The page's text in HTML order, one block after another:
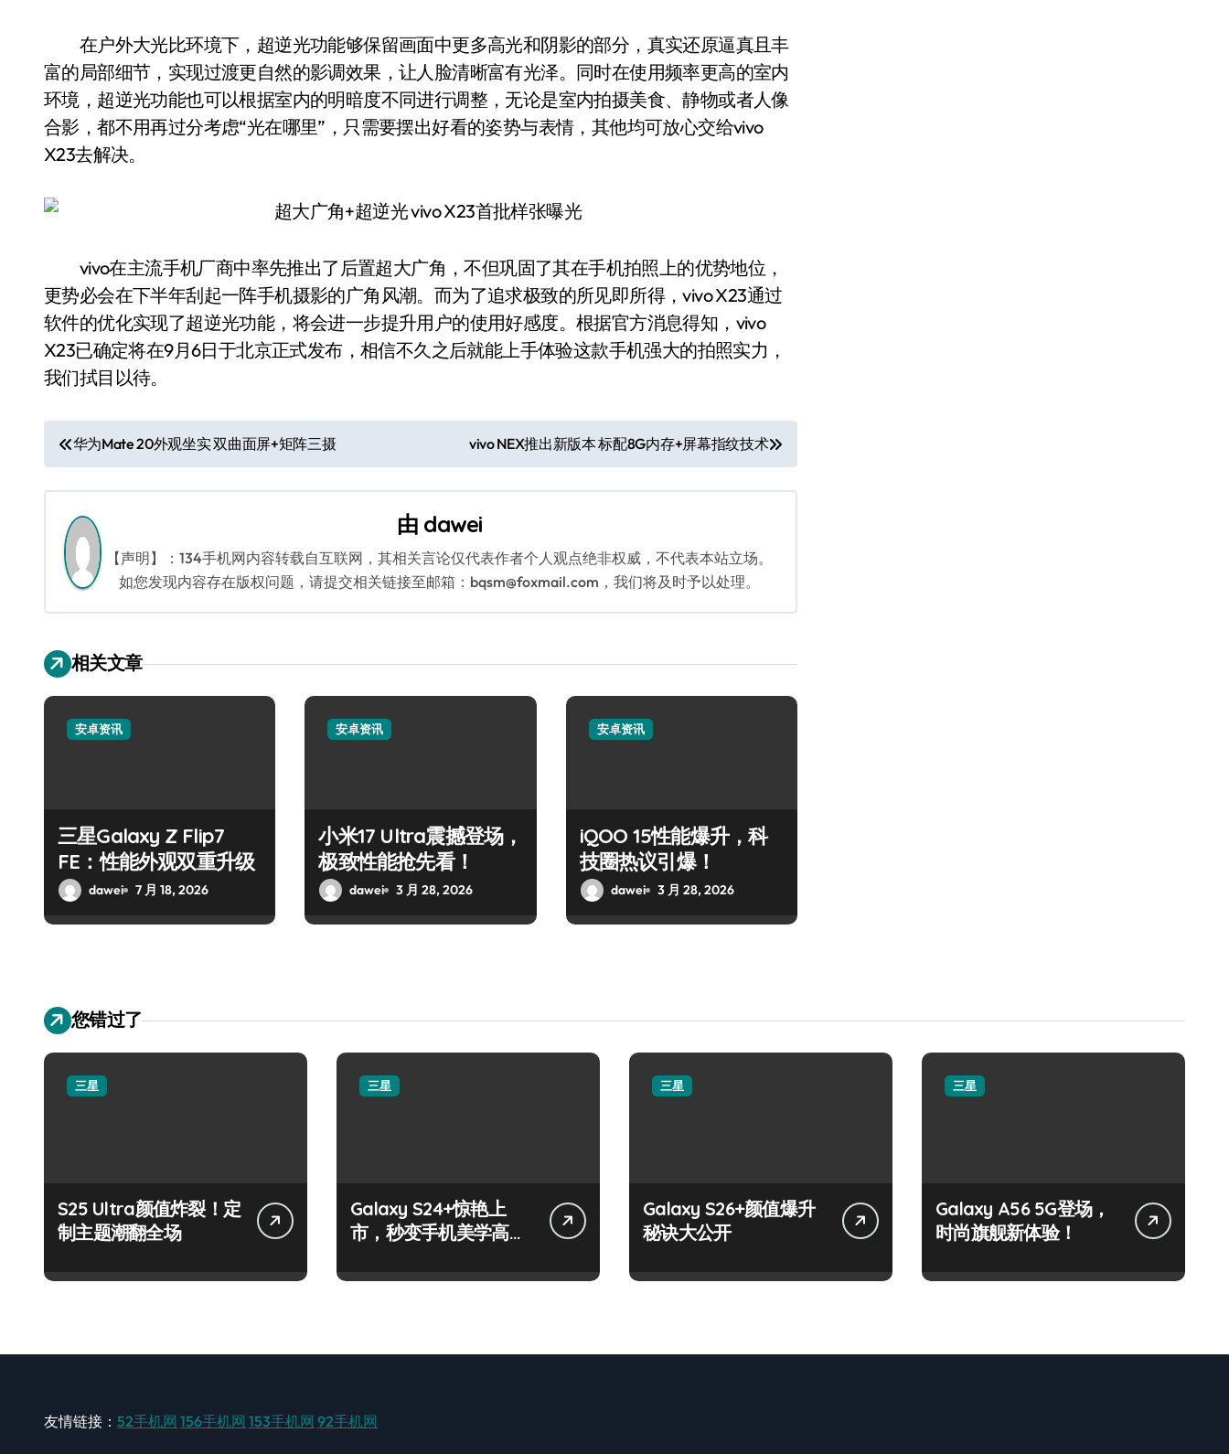
在户外大光比环境下，超逆光功能够保留画面中更多高光和阴影的部分，真实还原逼真且丰
富的局部细节，实现过渡更自然的影调效果，让人脸清晰富有光泽。同时在使用频率更高的室内
环境，超逆光功能也可以根据室内的明暗度不同进行调整，无论是室内拍摄美食、静物或者人像
合影，都不用再过分考虑“光在哪里”，只需要摆出好看的姿势与表情，其他均可放心交给vivo
X23去解决。
vivo在主流手机厂商中率先推出了后置超大广角，不但巩固了其在手机拍照上的优势地位，
更势必会在下半年刮起一阵手机摄影的广角风潮。而为了追求极致的所见即所得，vivo X23通过
软件的优化实现了超逆光功能，将会进一步提升用户的使用好感度。根据官方消息得知，vivo
X23已确定将在9月6日于北京正式发布，相信不久之后就能上手体验这款手机强大的拍照实力，
我们拭目以待。
文
章
导
航
华为Mate 20外观坐实 双曲面屏+矩阵三摄 vivo NEX推出新版本 标配8G内存+屏幕指纹技术
由 dawei
【声明】：134手机网内容转载自互联网，其相关言论仅代表作者个人观点绝非权威，不代表本站立场。
如您发现内容存在版权问题，请提交相关链接至邮箱：bqsm@foxmail.com，我们将及时予以处理。
相关文章
安卓资讯
三星Galaxy Z Flip7
FE：性能外观双重升级
dawei 7 月 18, 2026
安卓资讯
小米17 Ultra震撼登场，
极致性能抢先看！
dawei 3 月 28, 2026
安卓资讯
iQOO 15性能爆升，科
技圈热议引爆！
dawei 3 月 28, 2026
您错过了
三星
S25 Ultra颜值炸裂！定
制主题潮翻全场
三星
Galaxy S24+惊艳上
市，秒变手机美学高
三星
Galaxy S26+颜值爆升
秘诀大公开
三星
Galaxy A56 5G登场，
时尚旗舰新体验！
友情链接： 52手机网 156手机网 153手机网 92手机网